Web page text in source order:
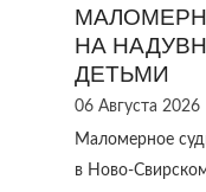
НА
ДЕТЬМИ
06 Августа 2026
Маломерное
в